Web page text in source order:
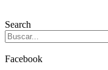
Search
Facebook